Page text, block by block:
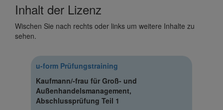
Inhalt der Lizenz
Wischen Sie nach rechts oder links um weitere Inhalte zu
sehen.
u-form Prüfungstraining
Kaufmann/-frau für Groß- und
Außenhandelsmanagement,
Abschlussprüfung Teil 1